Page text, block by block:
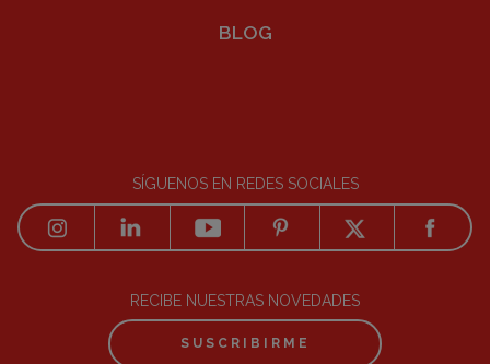
BLOG
SÍGUENOS EN REDES SOCIALES
RECIBE NUESTRAS NOVEDADES
SUSCRIBIRME